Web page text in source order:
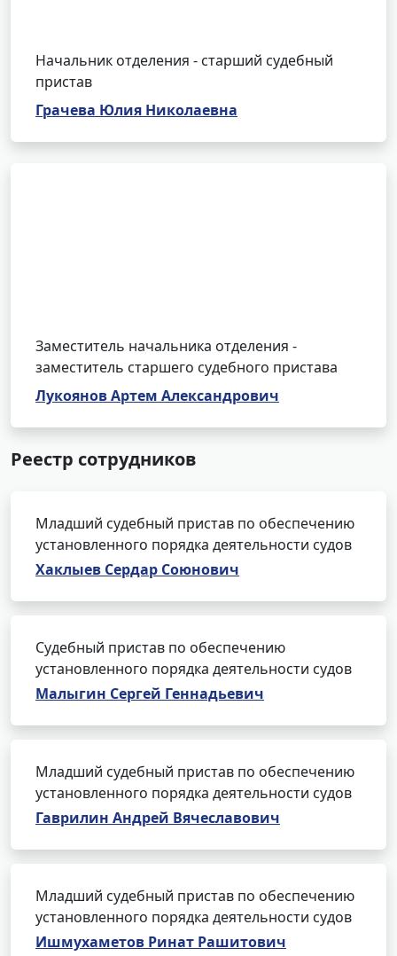
Начальник отделения - старший судебный
пристав
Грачева Юлия Николаевна
Заместитель начальника отделения -
заместитель старшего судебного пристава
Лукоянов Артем Александрович
Реестр сотрудников
Младший судебный пристав по обеспечению
установленного порядка деятельности судов
Хаклыев Сердар Союнович
Судебный пристав по обеспечению
установленного порядка деятельности судов
Малыгин Сергей Геннадьевич
Младший судебный пристав по обеспечению
установленного порядка деятельности судов
Гаврилин Андрей Вячеславович
Младший судебный пристав по обеспечению
установленного порядка деятельности судов
Ишмухаметов Ринат Рашитович